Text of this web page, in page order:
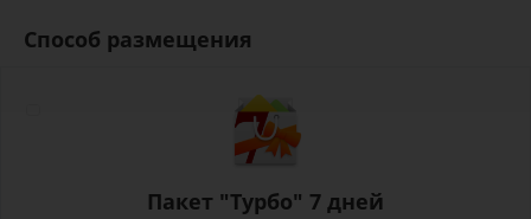
Способ размещения
Пакет "Турбо" 7 дней